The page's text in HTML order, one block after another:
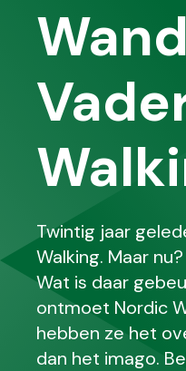
Twintig jaar
Walking. Maar
Wat is daar
ontmoet Nordic
hebben ze het
dan het imago.